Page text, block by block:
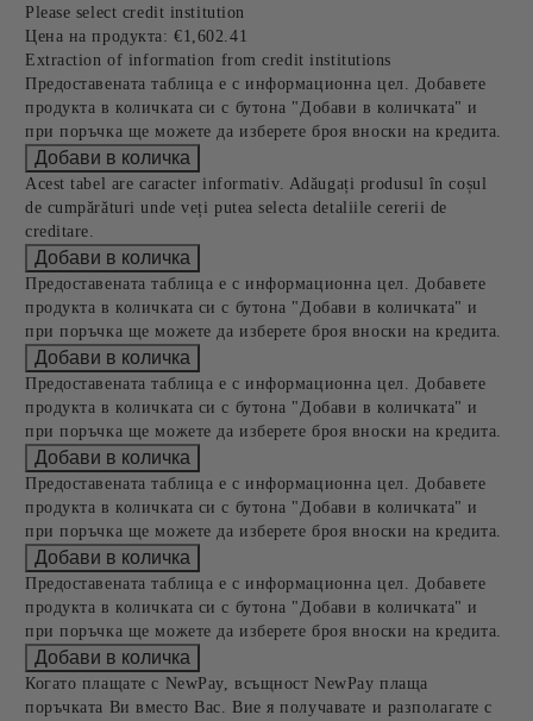
Please select credit institution
Цена на продукта: €1,602.41
Extraction of information from credit institutions
Предоставената таблица е с информационна цел. Добавете
продукта в количката си с бутона "Добави в количката" и
при поръчка ще можете да изберете броя вноски на кредита.
Acest tabel are caracter informativ. Adăugați produsul în coșul
de cumpărături unde veți putea selecta detaliile cererii de
creditare.
Предоставената таблица е с информационна цел. Добавете
продукта в количката си с бутона "Добави в количката" и
при поръчка ще можете да изберете броя вноски на кредита.
Предоставената таблица е с информационна цел. Добавете
продукта в количката си с бутона "Добави в количката" и
при поръчка ще можете да изберете броя вноски на кредита.
Предоставената таблица е с информационна цел. Добавете
продукта в количката си с бутона "Добави в количката" и
при поръчка ще можете да изберете броя вноски на кредита.
Предоставената таблица е с информационна цел. Добавете
продукта в количката си с бутона "Добави в количката" и
при поръчка ще можете да изберете броя вноски на кредита.
Когато плащате с NewPay, всъщност NewPay плаща
поръчката Ви вместо Вас. Вие я получавате и разполагате с